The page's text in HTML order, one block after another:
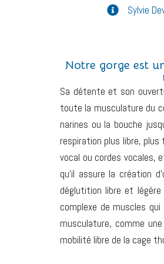
Sylvie
Notre gorge est
Sa détente et son
toute la musculature du
narines ou la bouche
respiration plus libre,
vocal ou cordes vocales,
qu’il assure la création
déglutition libre et
complexe de muscles
musculature, comme
mobilité libre de la cage